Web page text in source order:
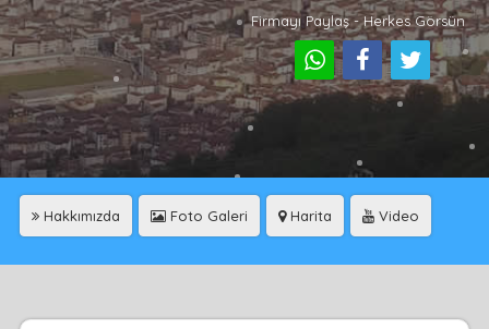
Firmayı Paylaş - Herkes Görsün
Hakkımızda Foto Galeri Harita Video